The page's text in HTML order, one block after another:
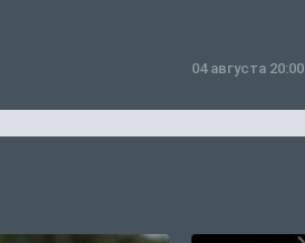
04 августа 20:00